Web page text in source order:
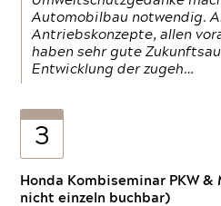
Automobilbau notwendig.
Antriebskonzepte, allen
haben sehr gute
Entwicklung der zugeh…
3
Honda Kombiseminar PKW
nicht einzeln buchbar)